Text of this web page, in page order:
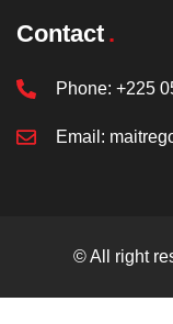
Contact
Phone: +225
Email:
© All right